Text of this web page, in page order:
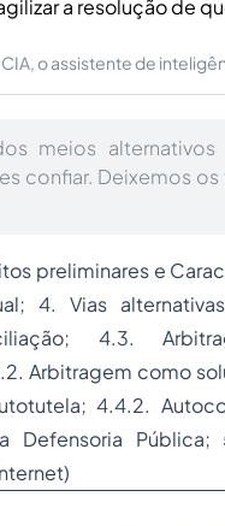
a resolução de
o assistente de
meios
confiar. Deixemos
preliminares e
4. Vias
4.3.
Arbitragem como
4.4.2.
Pública;